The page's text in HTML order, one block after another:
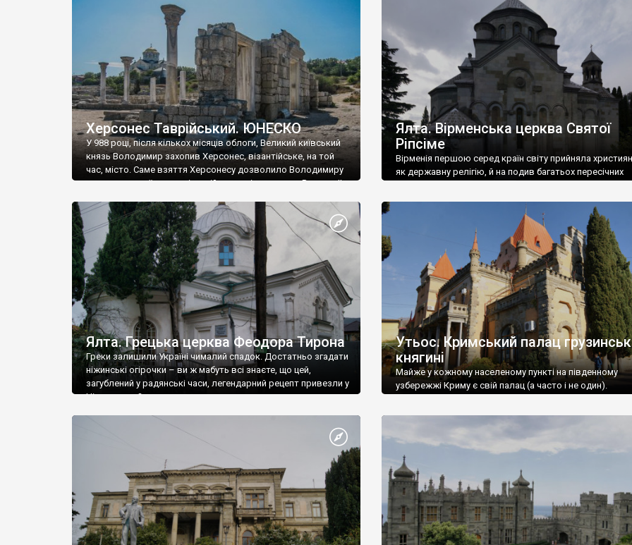
візантійської доби. Раритети викрадені з фондів об’єкту
культурної спадщини ЮНЕСКО «Херсонеса Таврійського».
Офіційно – на виставку «Золото Візантії», але експерти та
влада в Україні вважають це лише […]
називаються «повстяками» (postaki)…” “Вино. Крим
виробляє відмінне вино і його вдосталь: воно все
легке біле і дуже […]
Херсонес Таврійський. ЮНЕСКО
У 988 році, після кількох місяців облоги, Великий київський
князь Володимир захопив Херсонес, візантійське, на той
час, місто. Саме взяття Херсонесу дозволило Володимиру
диктувати свої умови візантійському імператору Василю ІІ,
Херсонесі Володимир-язичник, став Василем-
християнином. А потім було Хрещення Русі. На честь
Херсонесу Таврійського названо місто […]
Ялта. Вірменська церква Святої
Ріпсіме
Вірменія першою серед країн світу прийняла
як державну релігію, й на подив багатьох пересічних
Ялта. Грецька церква Феодора Тирона
Греки залишили Україні чималий спадок. Достатньо згадати
ніжинські огірочки – ви ж мабуть всі знаєте, що цей,
загублений у радянські часи, легендарний рецепт привезли у
Ніжин греки?
Утьос. Кримський палац
княгині
Майже у кожному населеному пункті на південному
узбережжі Криму є свій палац (а часто і не один).